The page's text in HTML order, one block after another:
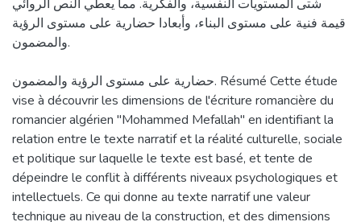
شتى المستويات النفسية، والفكرية. مما يعطي النص الروائي
قيمة فنية على مستوى البناء، وأبعادا حضارية على مستوى الرؤية
والمضمون.
حضارية على مستوى الرؤية والمضمون. Résumé Cette étude
vise à découvrir les dimensions de l'écriture romancière du
romancier algérien "Mohammed Mefallah" en identifiant la
relation entre le texte narratif et la réalité culturelle, sociale
et politique sur laquelle le texte est basé, et tente de
dépeindre le conflit à différents niveaux psychologiques et
intellectuels. Ce qui donne au texte narratif une valeur
technique au niveau de la construction, et des dimensions